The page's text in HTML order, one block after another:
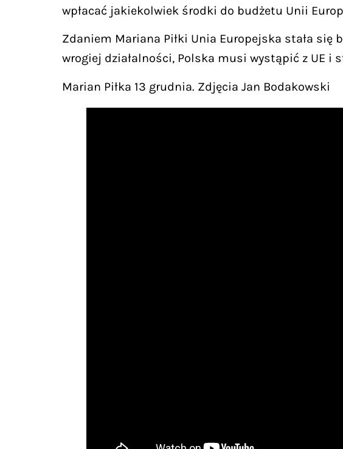
wpłacać jakiekolwiek środki do budżetu Unii
Zdaniem Mariana Piłki Unia Europejska stała się
wrogiej działalności, Polska musi wystąpić z UE i
Marian Piłka 13 grudnia. Zdjęcia Jan Bodakowski